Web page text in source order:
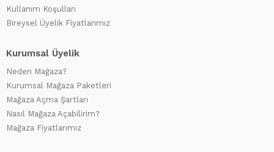
Kullanım Koşulları
Bireysel Üyelik Fiyatlarımız
Kurumsal Üyelik
Neden Mağaza?
Kurumsal Mağaza Paketleri
Mağaza Açma Şartları
Nasıl Mağaza Açabilirim?
Mağaza Fiyatlarımız